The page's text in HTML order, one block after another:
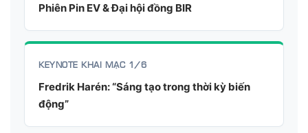
Phiên Pin EV & Đại hội đồng BIR
KEYNOTE KHAI MẠC 1/6
Fredrik Harén: “Sáng tạo trong thời kỳ biến
động”